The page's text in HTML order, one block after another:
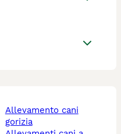
allevamento cani
gorizia